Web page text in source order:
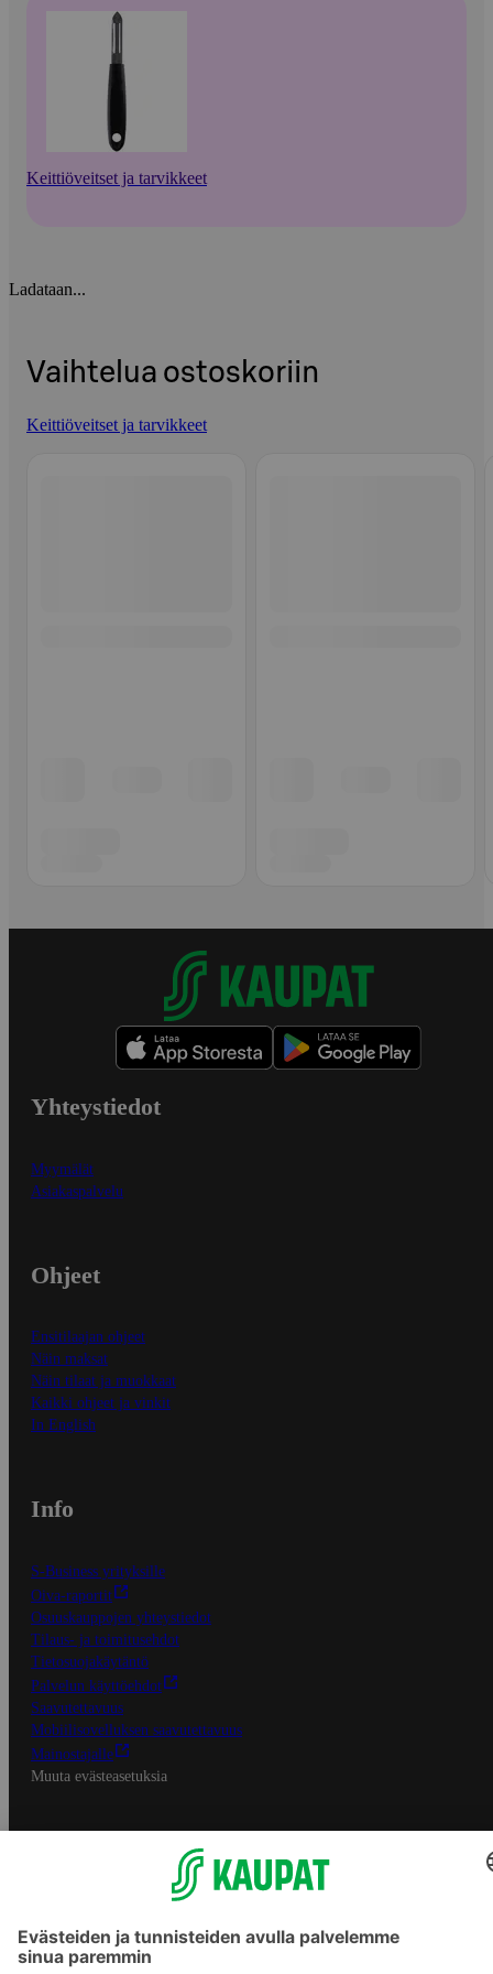
Keittiöveitset ja tarvikkeet
Ladataan...
Vaihtelua ostoskoriin
Keittiöveitset ja tarvikkeet
Yhteystiedot
Myymälät
Asiakaspalvelu
Ohjeet
Ensitilaajan ohjeet
Näin maksat
Näin tilaat ja muokkaat
Kaikki ohjeet ja vinkit
In English
Info
S-Business yrityksille
Oiva-raportit
Osuuskauppojen yhteystiedot
Tilaus- ja toimitusehdot
Tietosuojakäytäntö
Palvelun käyttöehdot
Saavutettavuus
Mobiilisovelluksen saavutettavuus
Mainostajalle
Muuta evästeasetuksia
S-ryhmän palvelut
Asiakasomistajuus